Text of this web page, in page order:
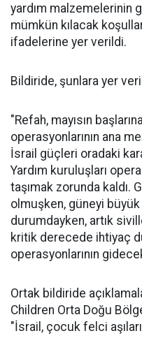
yardım malzemelerinin
mümkün kılacak
ifadelerine yer verildi.
Bildiride, şunlara yer
"Refah, mayısın
operasyonlarının ana
İsrail güçleri oradaki
Yardım kuruluşları
taşımak zorunda kaldı.
olmuşken, güneyi
durumdayken, artık
kritik derecede ihtiyaç
operasyonlarının
Ortak bildiride
Children Orta Doğu
"İsrail, çocuk felci